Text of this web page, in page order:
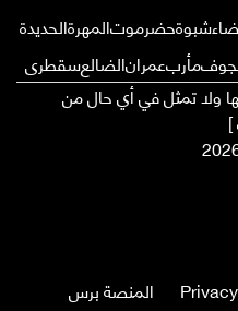
شبوةحضرموتالمهرةالحديدة
مأربعمرانالضالعسقطرى
ولا تمثل في أي حال من
]
المنصة برس